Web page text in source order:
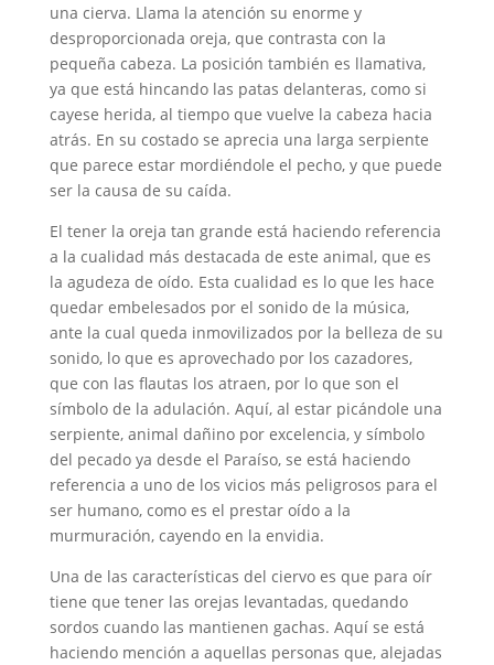
una cierva. Llama la atención su enorme y
desproporcionada oreja, que contrasta con la
pequeña cabeza. La posición también es llamativa,
ya que está hincando las patas delanteras, como si
cayese herida, al tiempo que vuelve la cabeza hacia
atrás. En su costado se aprecia una larga serpiente
que parece estar mordiéndole el pecho, y que puede
ser la causa de su caída.
El tener la oreja tan grande está haciendo referencia
a la cualidad más destacada de este animal, que es
la agudeza de oído. Esta cualidad es lo que les hace
quedar embelesados por el sonido de la música,
ante la cual queda inmovilizados por la belleza de su
sonido, lo que es aprovechado por los cazadores,
que con las flautas los atraen, por lo que son el
símbolo de la adulación. Aquí, al estar picándole una
serpiente, animal dañino por excelencia, y símbolo
del pecado ya desde el Paraíso, se está haciendo
referencia a uno de los vicios más peligrosos para el
ser humano, como es el prestar oído a la
murmuración, cayendo en la envidia.
Una de las características del ciervo es que para oír
tiene que tener las orejas levantadas, quedando
sordos cuando las mantienen gachas. Aquí se está
haciendo mención a aquellas personas que, alejadas